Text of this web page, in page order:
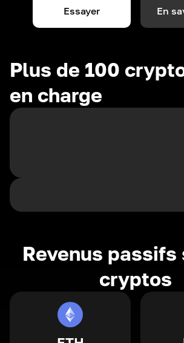
Essayer En
Plus de 100
en charge
Revenus passifs
cryptos